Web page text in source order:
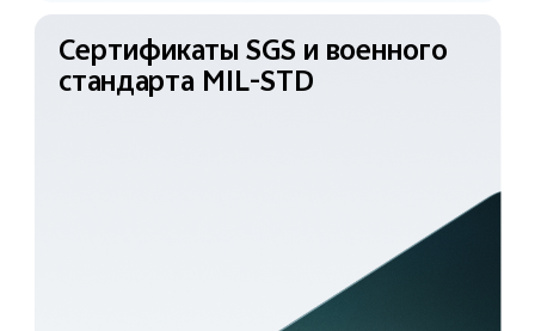
Сертификаты SGS и военного
стандарта MIL-STD